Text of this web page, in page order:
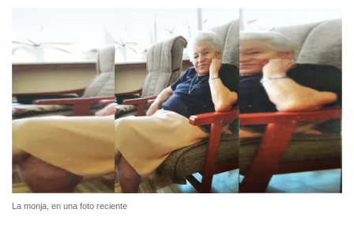
La monja, en una foto reciente